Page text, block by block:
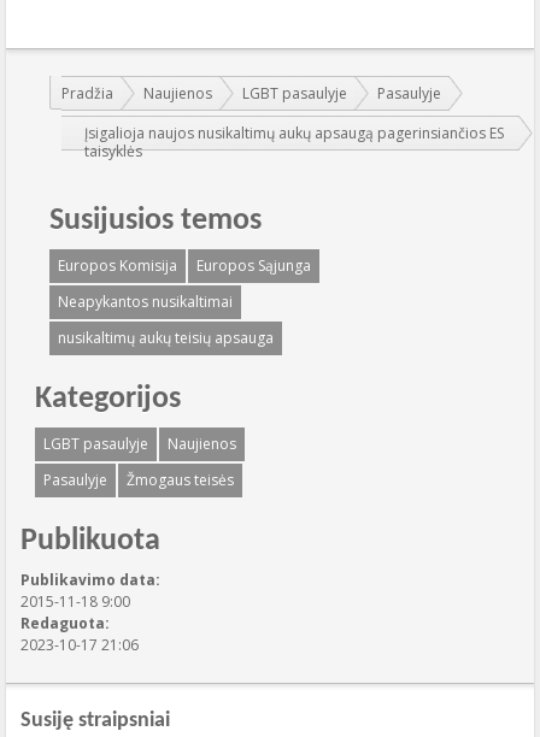
Jūs esate čia:
Pradžia Naujienos LGBT pasaulyje
Pasaulyje
Įsigalioja naujos nusikaltimų aukų apsaugą pagerinsiančios ES
taisyklės
Susijusios temos
Europos Komisija
Europos Sąjunga
Neapykantos nusikaltimai
nusikaltimų aukų teisių apsauga
Kategorijos
LGBT pasaulyje
Naujienos
Pasaulyje
Žmogaus teisės
Publikuota
Publikavimo data:
2015-11-18 9:00
Redaguota:
2023-10-17 21:06
Susiję straipsniai